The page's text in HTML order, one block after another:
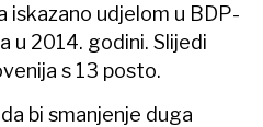
iskazano udjelom u BDP-
u 2014. godini. Slijedi
s 13 posto.
bi smanjenje duga